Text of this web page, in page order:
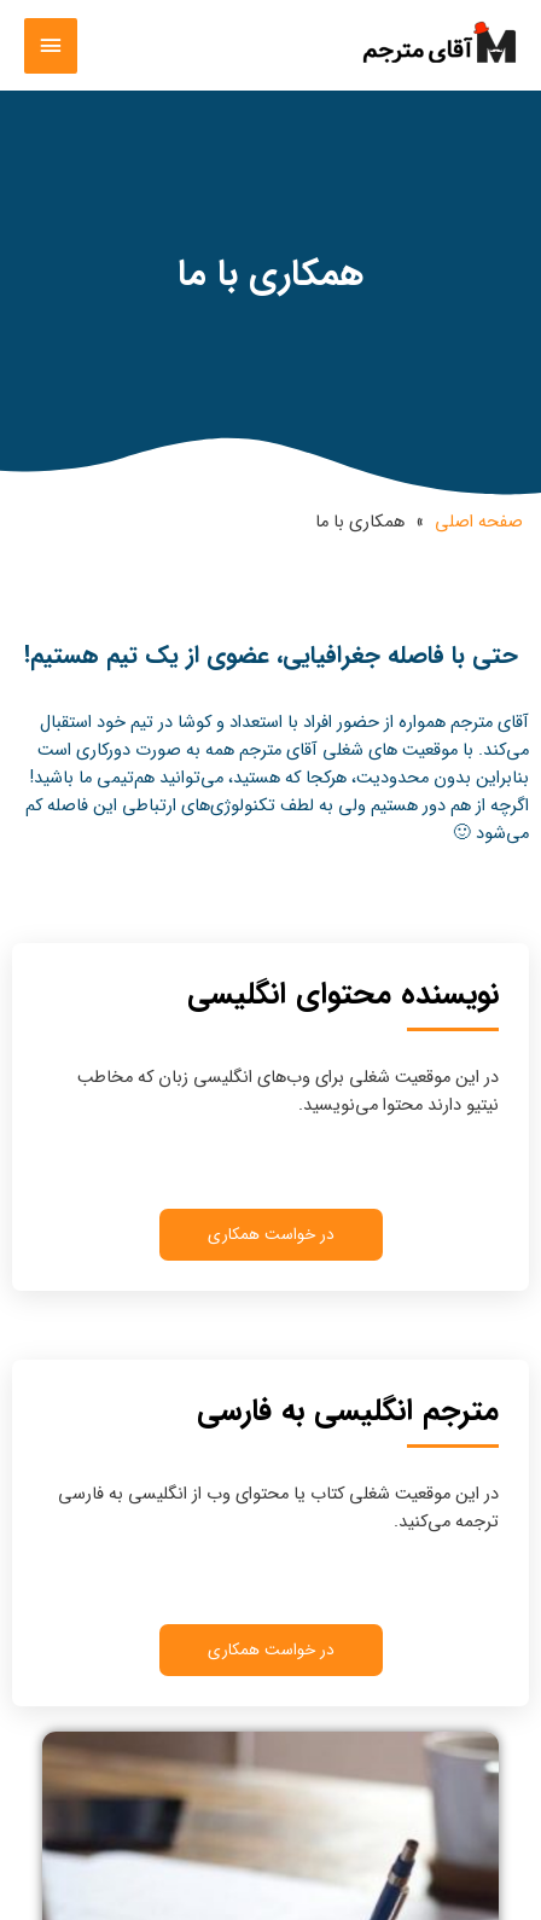
همکاری با ما
صفحه اصلی » همکاری با ما
حتی با فاصله‌ جغرافیایی، عضوی از یک تیم هستیم!
آقای مترجم همواره از حضور افراد با استعداد و کوشا در تیم خود استقبال
می‌کند. با موقعیت های شغلی آقای مترجم همه به صورت دورکاری است
بنابراین بدون محدودیت، هرکجا که هستید، می‌توانید هم‌تیمی ما باشید!
اگرچه از هم دور هستیم ولی به لطف تکنولوژی‌های ارتباطی این فاصله کم
می‌شود 🙂
نویسنده محتوای انگلیسی
در این موقعیت شغلی برای وب‌های انگلیسی زبان که مخاطب
نیتیو دارند محتوا می‌نویسید.
در خواست همکاری
مترجم انگلیسی به فارسی
در این موقعیت شغلی کتاب یا محتوای وب از انگلیسی به فارسی
ترجمه می‌کنید.
در خواست همکاری